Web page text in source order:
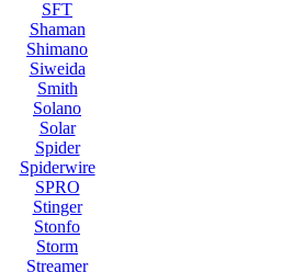
SFT
Shaman
Shimano
Siweida
Smith
Solano
Solar
Spider
Spiderwire
SPRO
Stinger
Stonfo
Storm
Streamer